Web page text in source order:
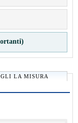
LA MISURA